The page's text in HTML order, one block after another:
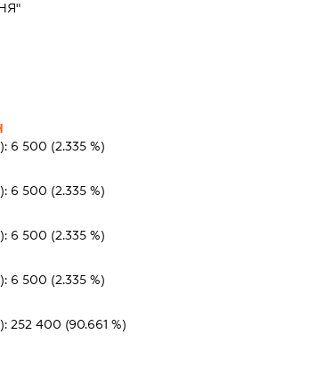
6 500 (2.335 %)
6 500 (2.335 %)
6 500 (2.335 %)
6 500 (2.335 %)
252 400 (90.661 %)